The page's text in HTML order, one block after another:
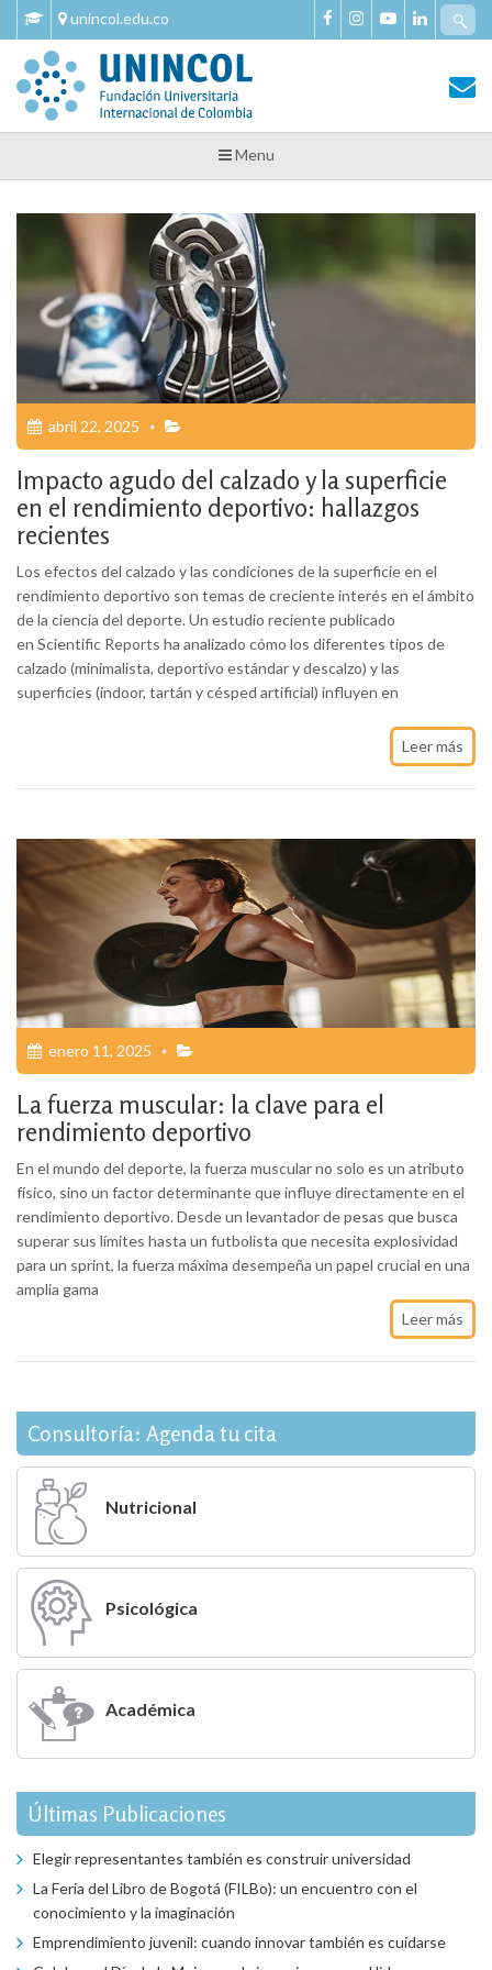
Skip
content
unincol.edu.co
Tu Salud y Bienestar
Tu Salud y Bienestar – Unincol
Menu
abril 22, 2025
Impacto agudo del calzado y la superficie
en el rendimiento deportivo: hallazgos
recientes
Los efectos del calzado y las condiciones de la superficie en el
rendimiento deportivo son temas de creciente interés en el ámbito
de la ciencia del deporte. Un estudio reciente publicado
en Scientific Reports ha analizado cómo los diferentes tipos de
calzado (minimalista, deportivo estándar y descalzo) y las
superficies (indoor, tartán y césped artificial) influyen en
Leer más
enero 11, 2025
La fuerza muscular: la clave para el
rendimiento deportivo
En el mundo del deporte, la fuerza muscular no solo es un atributo
físico, sino un factor determinante que influye directamente en el
rendimiento deportivo. Desde un levantador de pesas que busca
superar sus límites hasta un futbolista que necesita explosividad
para un sprint, la fuerza máxima desempeña un papel crucial en una
amplia gama
Leer más
Consultoría: Agenda tu cita
Nutricional
Psicológica
Académica
Últimas Publicaciones
Elegir representantes también es construir universidad
La Feria del Libro de Bogotá (FILBo): un encuentro con el
conocimiento y la imaginación
Emprendimiento juvenil: cuando innovar también es cuidarse